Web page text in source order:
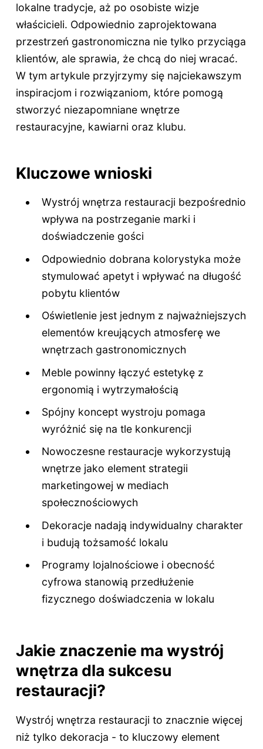
lokalne tradycje, aż po osobiste wizje
właścicieli. Odpowiednio zaprojektowana
przestrzeń gastronomiczna nie tylko przyciąga
klientów, ale sprawia, że chcą do niej wracać.
W tym artykule przyjrzymy się najciekawszym
inspiracjom i rozwiązaniom, które pomogą
stworzyć niezapomniane wnętrze
restauracyjne, kawiarni oraz klubu.
Kluczowe wnioski
Wystrój wnętrza restauracji bezpośrednio
wpływa na postrzeganie marki i
doświadczenie gości
Odpowiednio dobrana kolorystyka może
stymulować apetyt i wpływać na długość
pobytu klientów
Oświetlenie jest jednym z najważniejszych
elementów kreujących atmosferę we
wnętrzach gastronomicznych
Meble powinny łączyć estetykę z
ergonomią i wytrzymałością
Spójny koncept wystroju pomaga
wyróżnić się na tle konkurencji
Nowoczesne restauracje wykorzystują
wnętrze jako element strategii
marketingowej w mediach
społecznościowych
Dekoracje nadają indywidualny charakter
i budują tożsamość lokalu
Programy lojalnościowe i obecność
cyfrowa stanowią przedłużenie
fizycznego doświadczenia w lokalu
Jakie znaczenie ma wystrój
wnętrza dla sukcesu
restauracji?
Wystrój wnętrza restauracji to znacznie więcej
niż tylko dekoracja - to kluczowy element